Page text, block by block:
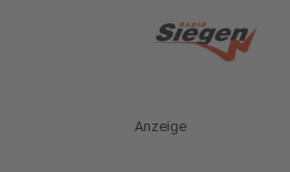
Anzeige